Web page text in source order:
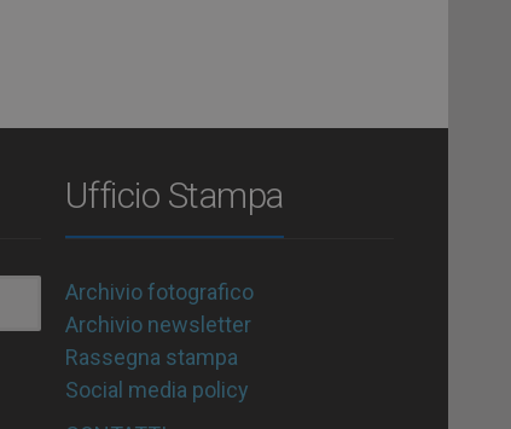
Ufficio Stampa
Archivio fotografico
Archivio newsletter
Rassegna stampa
Social media policy